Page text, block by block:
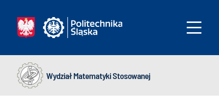
Wydział Matematyki Stosowanej